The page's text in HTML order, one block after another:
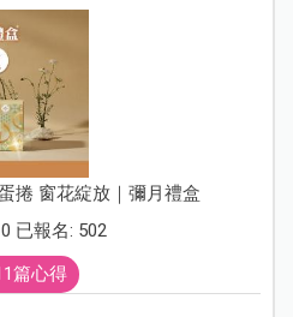
捲 窗花綻放｜彌月禮盒
已報名: 502
篇心得